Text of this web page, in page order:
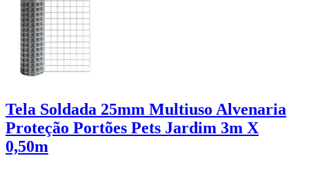
Tela Soldada 25mm Multiuso Alvenaria
Proteção Portões Pets Jardim 3m X
0,50m